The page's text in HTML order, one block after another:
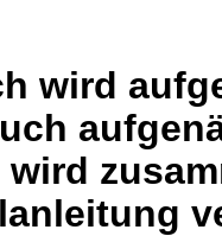
wird
wird